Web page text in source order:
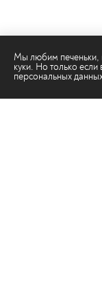
Мы любим печеньки,
куки. Но только если
персональных